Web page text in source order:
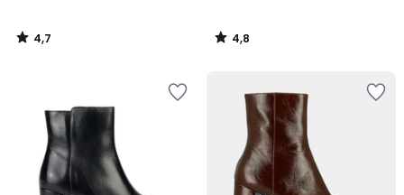
4,7
/
4,8
/